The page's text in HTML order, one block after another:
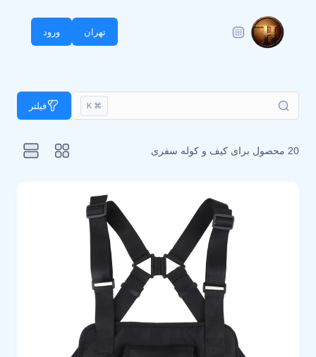
تهران ورود
⌘ K فیلتر
20 محصول برای کیف و کوله سفری